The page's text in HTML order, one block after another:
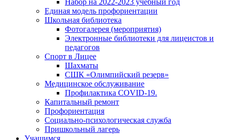
Набор на 2022-2023 учебный год
Единая модель профориентации
Школьная библиотека
Фотогалерея (мероприятия)
Электронные библиотеки для лицеистов и
педагогов
Спорт в Лицее
Шахматы
СШК «Олимпийский резерв»
Медицинское обслуживание
Профилактика COVID-19.
Капитальный ремонт
Профориентация
Социально-психологическая служба
Пришкольный лагерь